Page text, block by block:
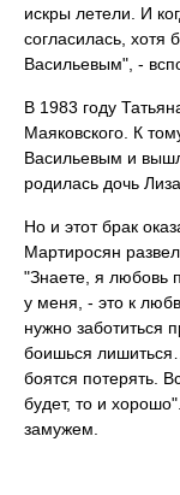
искры летели. И
согласилась, хотя
Васильевым", -
В 1983 году
Маяковского. К
Васильевым и
родилась дочь Лиза.
Но и этот брак
Мартиросян
"Знаете, я любовь
у меня, - это к
нужно заботиться
боишься
боятся потерять.
будет, то и
замужем.